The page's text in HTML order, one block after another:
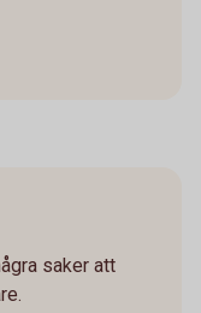
saker att